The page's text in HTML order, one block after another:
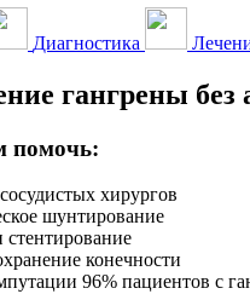
Диагностика
гангрены
помочь:
хирургов
шунтирование
конечности
96% пациентов с